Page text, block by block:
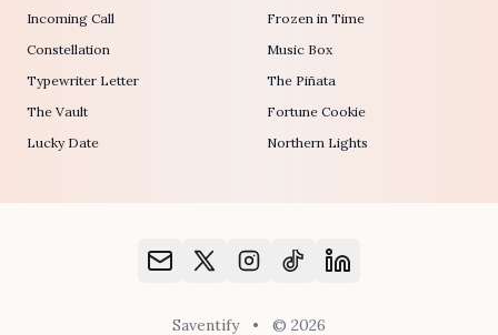
Incoming Call
Constellation
Typewriter Letter
The Vault
Lucky Date
Frozen in Time
Music Box
The Piñata
Fortune Cookie
Northern Lights
Saventify • © 2026